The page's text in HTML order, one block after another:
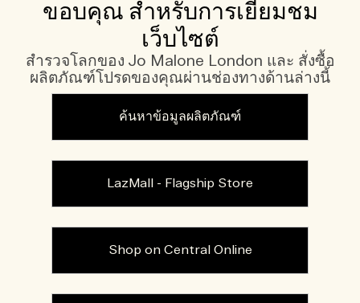
ขอบคุณ สำหรับการเยี่ยมชม
เว็บไซต์
สำรวจโลกของ Jo Malone London และ สั่งซื้อ
ผลิตภัณฑ์โปรดของคุณผ่านช่องทางด้านล่างนี้
ค้นหาข้อมูลผลิตภัณฑ์
LazMall - Flagship Store
Shop on Central Online